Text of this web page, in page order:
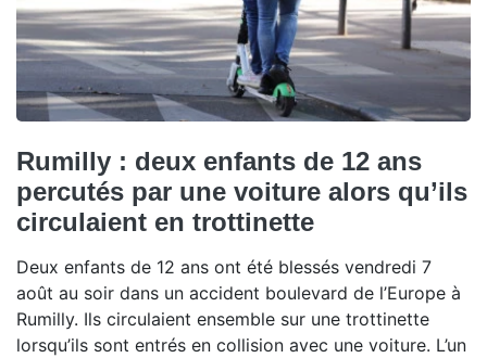
Rumilly : deux enfants de 12 ans
percutés par une voiture alors qu’ils
circulaient en trottinette
Deux enfants de 12 ans ont été blessés vendredi 7
août au soir dans un accident boulevard de l’Europe à
Rumilly. Ils circulaient ensemble sur une trottinette
lorsqu’ils sont entrés en collision avec une voiture. L’un